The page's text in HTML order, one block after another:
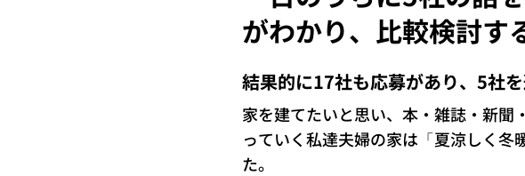
がわかり、比較検討す
結果的に17社も応募があり、5社
家を建てたいと思い、本・雑誌・新
っていく私達夫婦の家は「夏涼しく
た。